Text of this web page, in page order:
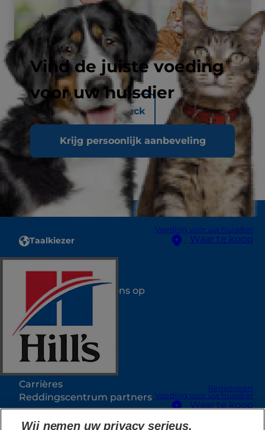
Vind de juiste voeding
voor uw huisdier
Krijg persoonlijk aanbeveling
Voeding voor uw huisdier
Waar te koop
Registreren
Voeding voor uw huisdier
Waar te koop
Back
Taalkiezer
Bronnen
Neem contact met ons op
Sitemap
Waar te koop
Onze sites
Hill's Vet
Carrières
Reddingscentrum partners
Wij nemen uw privacy serieus.